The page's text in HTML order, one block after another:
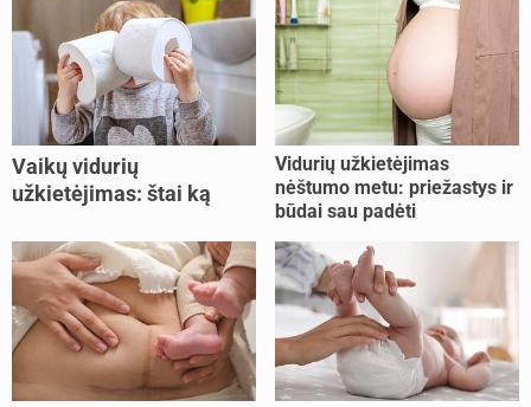
Vaikų vidurių
užkietėjimas: štai ką
Vidurių užkietėjimas
nėštumo metu: priežastys ir
būdai sau padėti